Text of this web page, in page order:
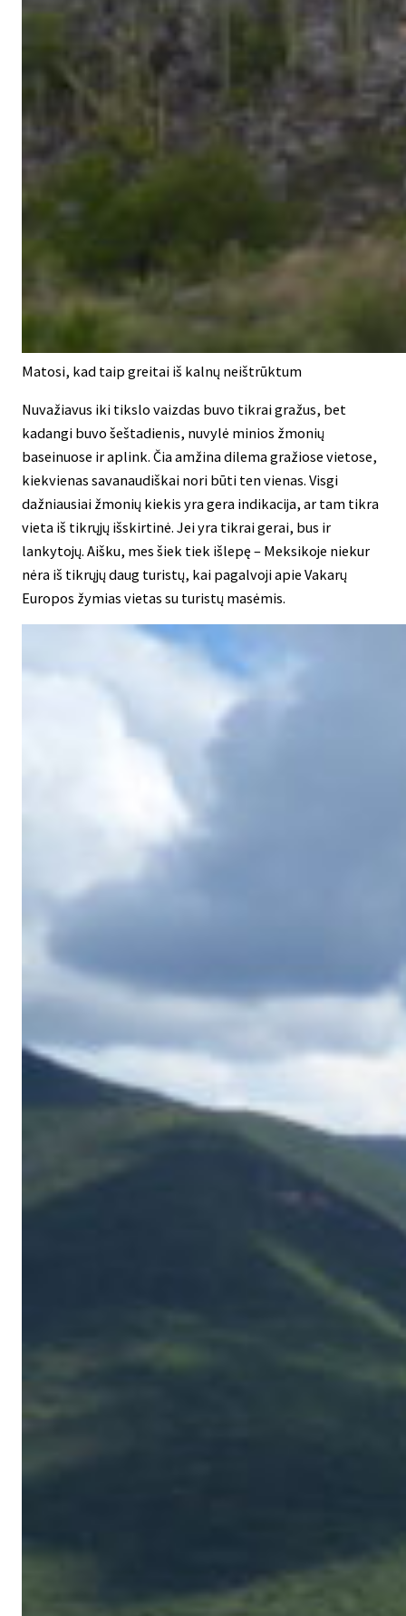
Matosi, kad taip greitai iš kalnų neištrūktum
Nuvažiavus iki tikslo vaizdas buvo tikrai gražus, bet
kadangi buvo šeštadienis, nuvylė minios žmonių
baseinuose ir aplink. Čia amžina dilema gražiose vietose,
kiekvienas savanaudiškai nori būti ten vienas. Visgi
dažniausiai žmonių kiekis yra gera indikacija, ar tam tikra
vieta iš tikrųjų išskirtinė. Jei yra tikrai gerai, bus ir
lankytojų. Aišku, mes šiek tiek išlepę – Meksikoje niekur
nėra iš tikrųjų daug turistų, kai pagalvoji apie Vakarų
Europos žymias vietas su turistų masėmis.